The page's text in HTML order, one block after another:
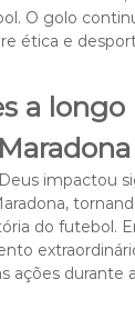
O golo
ética e
a longo
impactou
do futebol.
ações durante